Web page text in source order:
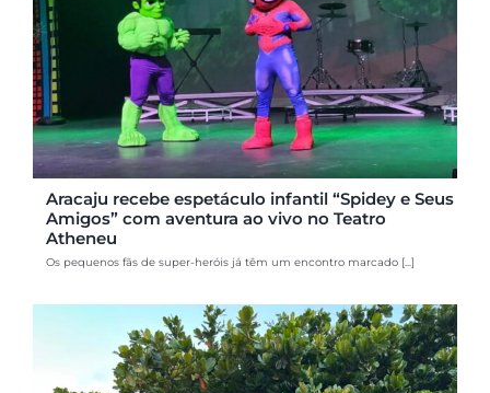
Aracaju recebe espetáculo infantil “Spidey e Seus
Amigos” com aventura ao vivo no Teatro
Atheneu
Os pequenos fãs de super-heróis já têm um encontro marcado [...]